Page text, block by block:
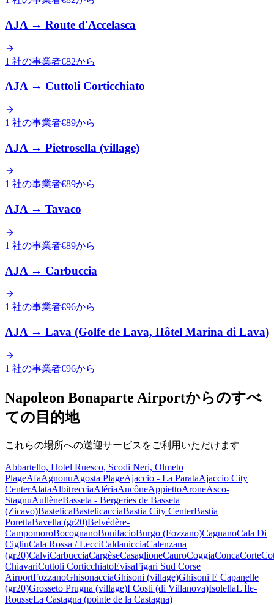
AJA → Route d'Accelasca
1 社の事業者€82から
AJA→ Cuttoli Corticchiato
1 社の事業者€89から
AJA → Pietrosella (village)
1 社の事業者€89から
AJA → Tavaco
1 社の事業者€89から
AJA → Carbuccia
1 社の事業者€96から
AJA → Lava (Golfe de Lava, Hôtel Marina di Lava)
1 社の事業者€96から
Napoleon Bonaparte Airportからのすべ
ての目的地
これらの場所への送迎サービスをご利用いただけます
Abbartello, Hotel Ruesco, Scodi Neri, Olmeto
PlageAfaAgnonuAgosta PlageAjaccio - La ParataAjaccio City
CenterAlataAlbitrecciaAlériaAncôneAppiettoAroneAsco-
StagnuAullèneBasseta - Bergeries de Basseta
(Zicavo)BastelicaBastelicacciaBastia City CenterBastia
PorettaBavella (gr20)Belvédère-
CampomoroBocognanoBonifacioBurgo (Fozzano)CagnanoCala Di
CigliuCala Rossa / LecciCaldanicciaCalenzana
(gr20)CalviCarbucciaCargèseCasaglioneCauroCoggiaConcaCorte
ChiavariCuttoli CorticchiatoEvisaFigari Sud Corse
AirportFozzanoGhisonacciaGhisoni (village)Ghisoni E Capanelle
(gr20)Grosseto Prugna (village)I Costi (di Villanova)IsolellaL'Île-
RousseLa Castagna (pointe de la Castagna)